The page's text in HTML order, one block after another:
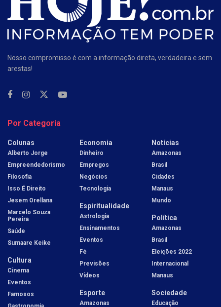
Nosso compromisso é com a informação direta, verdadeira e sem
arestas!
Por Categoria
Colunas
Alberto Jorge
Empreendedorismo
Filosofia
Isso É Direito
Jesem Orellana
Marcelo Souza
Pereira
Saúde
Sumaare Keike
Cultura
Cinema
Eventos
Famosos
Economia
Dinheiro
Empregos
Negócios
Tecnologia
Espiritualidade
Astrologia
Ensinamentos
Eventos
Fé
Previsões
Vídeos
Esporte
Amazonas
Notícias
Amazonas
Brasil
Cidades
Manaus
Mundo
Política
Amazonas
Brasil
Eleições 2022
Internacional
Manaus
Sociedade
Educação